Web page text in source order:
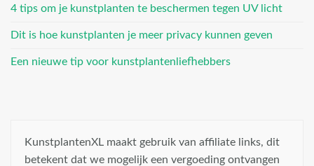
4 tips om je kunstplanten te beschermen tegen UV licht
Dit is hoe kunstplanten je meer privacy kunnen geven
Een nieuwe tip voor kunstplantenliefhebbers
KunstplantenXL maakt gebruik van affiliate links, dit
betekent dat we mogelijk een vergoeding ontvangen